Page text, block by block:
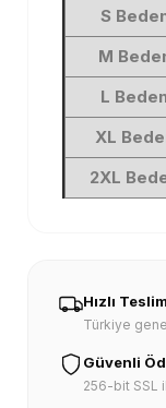
S
M
L
XL
2XL
Hızlı
Türkiye
Güvenli
256-bit SSL